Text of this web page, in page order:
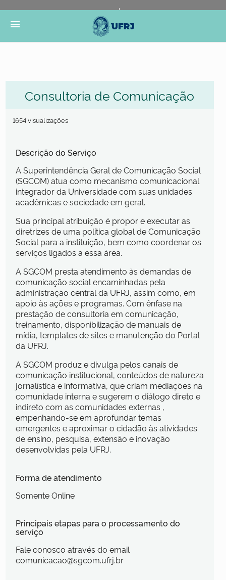
Portal do Governo Brasileiro
Governo
menu
Consultoria de Comunicação
1654 visualizações
Descrição do Serviço
A Superintendência Geral de Comunicação Social
(SGCOM) atua como mecanismo comunicacional
integrador da Universidade com suas unidades
acadêmicas e sociedade em geral.
Sua principal atribuição é propor e executar as
diretrizes de uma política global de Comunicação
Social para a instituição, bem como coordenar os
serviços ligados a essa área.
A SGCOM presta atendimento às demandas de
comunicação social encaminhadas pela
administração central da UFRJ, assim como, em
apoio às ações e programas. Com ênfase na
prestação de consultoria em comunicação,
treinamento, disponibilização de manuais de
mídia, templates de sites e manutenção do Portal
da UFRJ.
A SGCOM produz e divulga pelos canais de
comunicação institucional, conteúdos de natureza
jornalística e informativa, que criam mediações na
comunidade interna e sugerem o diálogo direto e
indireto com as comunidades externas ,
empenhando-se em aprofundar temas
emergentes e aproximar o cidadão às atividades
de ensino, pesquisa, extensão e inovação
desenvolvidas pela UFRJ.
Forma de atendimento
Somente Online
Principais etapas para o processamento do
serviço
Fale conosco através do email
comunicacao@sgcom.ufrj.br